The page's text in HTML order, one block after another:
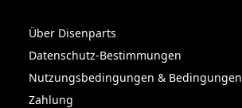
Über Disenparts
Datenschutz-Bestimmungen
Nutzungsbedingungen & Bedingungen
Zahlung